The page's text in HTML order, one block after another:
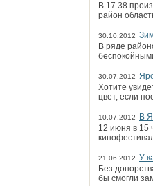
В 17.38
район
30.10.2012
В ряде
30.07.2012
Хотите
цвет, если
10.07.2012
В
12 июня в 15
21.06.2012 У
Без
бы смогли